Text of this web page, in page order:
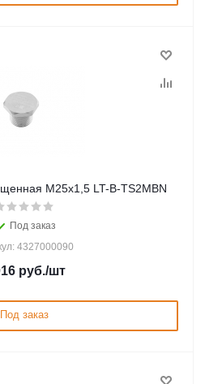
М25х1,5 LT-B-TS2MBN
Под заказ
4327000090
руб./шт
Под заказ